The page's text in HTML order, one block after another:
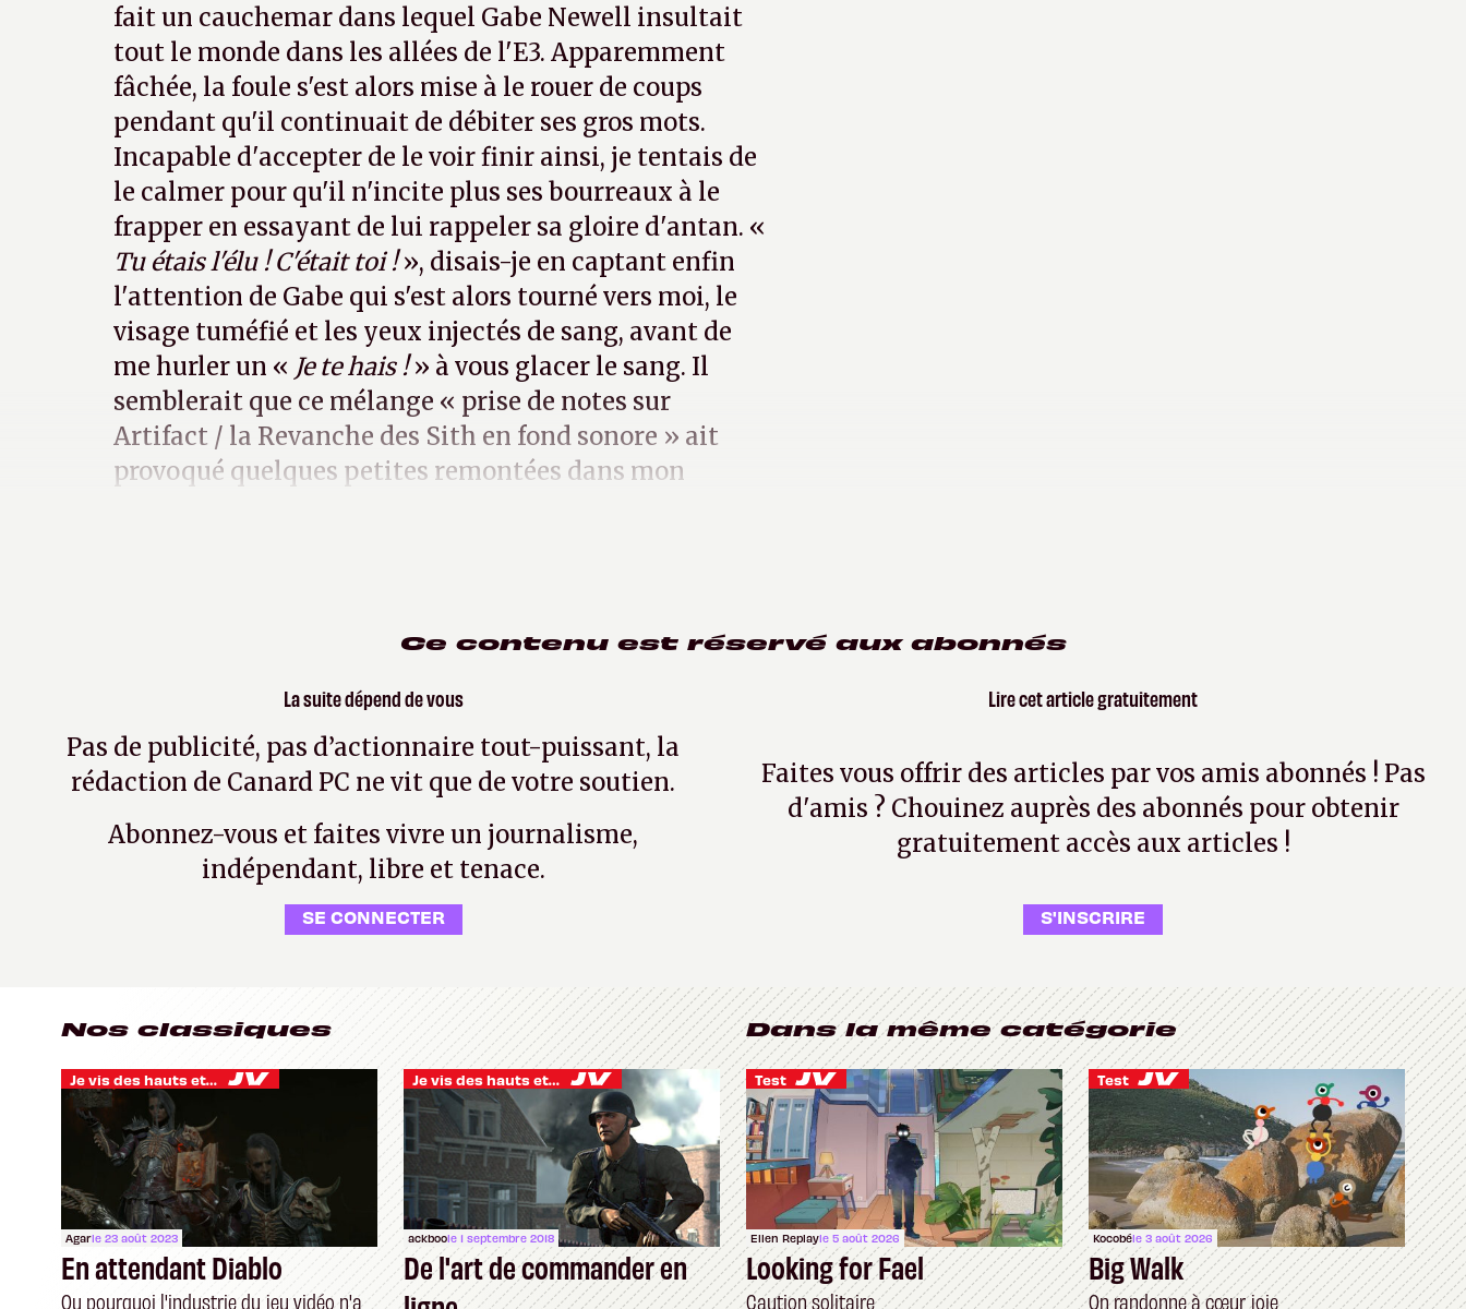
fait un cauchemar dans lequel Gabe Newell insultait
tout le monde dans les allées de l'E3. Apparemment
fâchée, la foule s'est alors mise à le rouer de coups
pendant qu'il continuait de débiter ses gros mots.
Incapable d'accepter de le voir finir ainsi, je tentais de
le calmer pour qu'il n'incite plus ses bourreaux à le
frapper en essayant de lui rappeler sa gloire d'antan. «
Tu étais l'élu ! C'était toi !», disais-je en captant enfin
l'attention de Gabe qui s'est alors tourné vers moi, le
visage tuméfié et les yeux injectés de sang, avant de
me hurler un « Je te hais !» à vous glacer le sang. Il
semblerait que ce mélange « prise de notes sur
Artifact / la Revanche des Sith en fond sonore » ait
provoqué quelques petites remontées dans mon
Ce contenu est réservé aux abonnés
La suite dépend de vous
Pas de publicité, pas d’actionnaire tout-puissant, la
rédaction de Canard PC ne vit que de votre soutien.
Abonnez-vous et faites vivre un journalisme,
indépendant, libre et tenace.
SE CONNECTER
Lire cet article gratuitement
Faites vous offrir des articles par vos amis abonnés ! Pas
d'amis ? Chouinez auprès des abonnés pour obtenir
gratuitement accès aux articles !
S'INSCRIRE
Nos classiques
Je vis des hauts et des bas
Agarle 23 août 2023
En attendant Diablo
Ou pourquoi l'industrie du jeu vidéo n'a
Je vis des hauts et des bas
ackboole 1 septembre 2018
De l'art de commander en
Dans la même catégorie
Test
Ellen Replayle 5 août 2026
Looking for Fael
Caution solitaire
Test
Kocobéle 3 août 2026
Big Walk
On randonne à cœur joie